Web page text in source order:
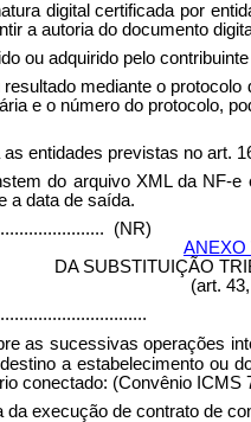
digital certificada por
a autoria do documento
ou adquirido pelo
mediante o
e o número do protocolo,
entidades previstas no art.
do arquivo XML da NF-
a data de saída.
(NR)
ANEXO
DA SUBSTITUIÇÃO
(art.
as sucessivas operações
a estabelecimento ou
conectado: (Convênio ICMS
execução de contrato de